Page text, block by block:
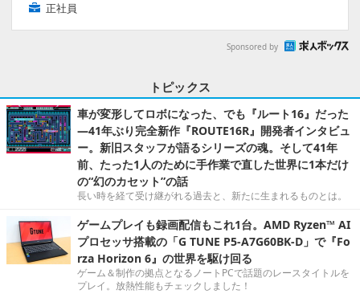
正社員
Sponsored by
トピックス
車が変形してロボになった、でも『ルート16』だった
―41年ぶり完全新作『ROUTE16R』開発者インタビュ
ー。新旧スタッフが語るシリーズの魂。そして41年
前、たった1人のために手作業で直した世界に1本だけ
の“幻のカセット”の話
長い時を経て受け継がれる過去と、新たに生まれるものとは。
ゲームプレイも録画配信もこれ1台。AMD Ryzen™ AI
プロセッサ搭載の「G TUNE P5-A7G60BK-D」で『Fo
rza Horizon 6』の世界を駆け回る
ゲーム＆制作の拠点となるノートPCで話題のレースタイトルを
プレイ。放熱性能もチェックしました！